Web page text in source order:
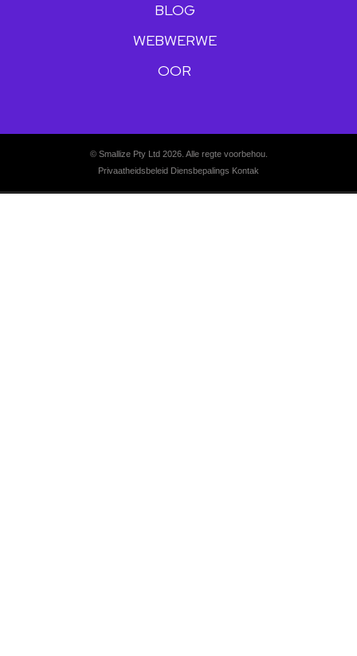
BLOG
WEBWERWE
OOR
© Smallize Pty Ltd 2026. Alle regte voorbehou.
Privaatheidsbeleid Diensbepalings Kontak